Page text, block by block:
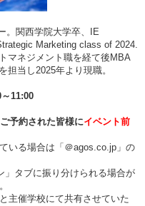
。関西学院大学卒、IE
Marketing class of 2024.
マネジメント職を経て後MBA
当し2025年より現職。
～11:00
予約された皆様にイベント前
いる場合は「＠agos.co.jp」の
タブに振り分けられる場合が
主催学校にて共有させていた